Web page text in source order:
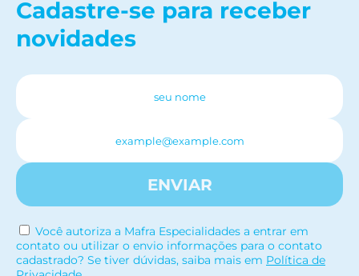
Cadastre-se para receber
novidades
ENVIAR
Você autoriza a Mafra Especialidades a entrar em
contato ou utilizar o envio informações para o contato
cadastrado? Se tiver dúvidas, saiba mais em Política de